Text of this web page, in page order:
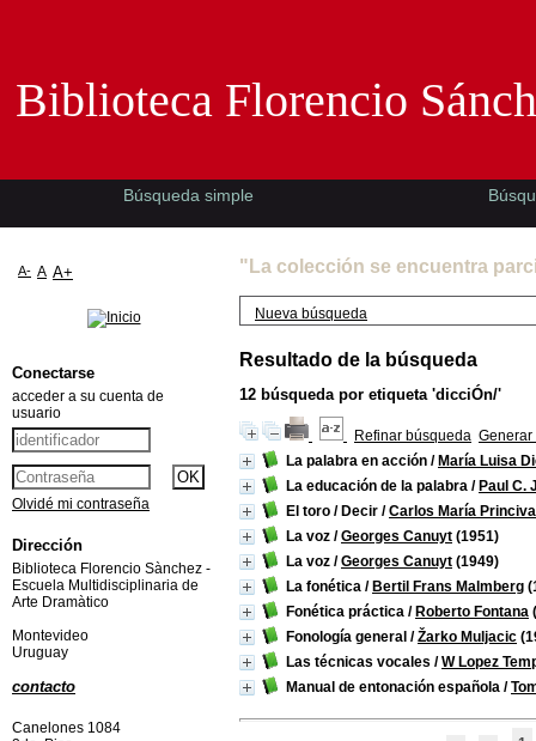
"La colección se encuentra
Nueva búsqueda
Resultado de la búsqueda
12 búsqueda por etiqueta 'dicciÓn/'
Refinar búsqueda Generar
La palabra en acción / María Luisa
La educación de la palabra / Paul C.
El toro / Decir /Carlos María
La voz /Georges Canuyt (1951)
La voz /Georges Canuyt (1949)
La fonética / Bertil Frans Malmberg
Fonética práctica / Roberto Fontana
Fonología general /Žarko Muljacic
Las técnicas vocales /W Lopez
Manual de entonación española /
Biblioteca Florencio
Búsqueda simple
A- A A+
Conectarse
acceder a su cuenta de
usuario
Olvidé mi contraseña
Dirección
Biblioteca Florencio Sànchez -
Escuela Multidisciplinaria de
Arte Dramàtico
Montevideo
Uruguay
contacto
Canelones 1084